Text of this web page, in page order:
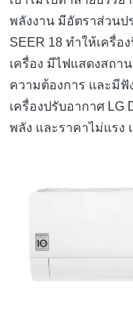
พลังงาน มีอัตราส่วน
SEER 18 ทำให้เครื่
เครื่อง มีไฟแสดงสถา
ความต้องการ และมี
เครื่องปรับอากาศ LG
พลัง และราคาไม่แรง